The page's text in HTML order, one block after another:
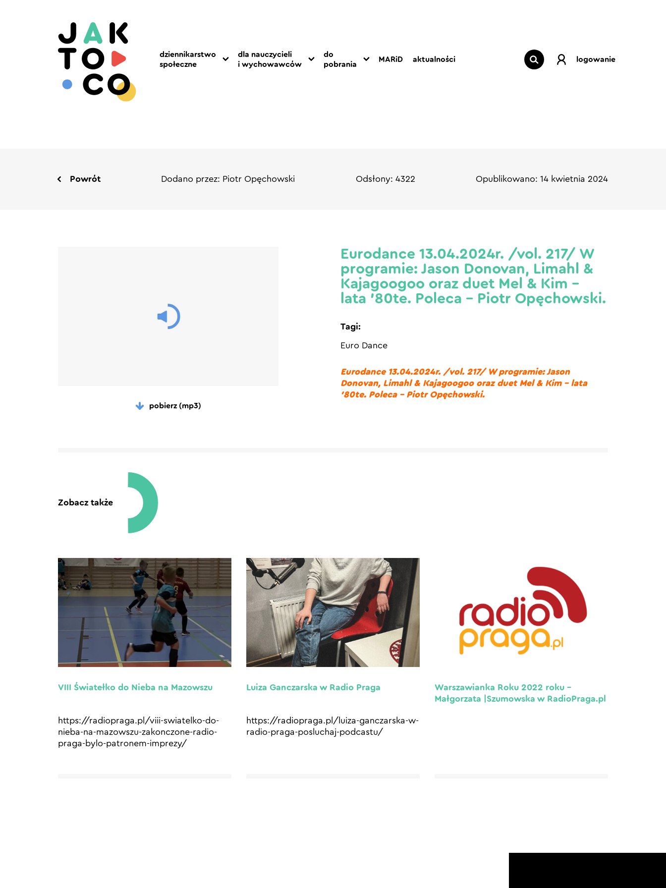
dziennikarstwo
społeczne
dla nauczycieli
i wychowawców
do
pobrania
MARiD aktualności logowanie
Powrót Dodano przez: Piotr Opęchowski Odsłony: 4322 Opublikowano: 14 kwietnia 2024
pobierz (mp3)
Eurodance 13.04.2024r. /vol. 217/ W
programie: Jason Donovan, Limahl &
Kajagoogoo oraz duet Mel & Kim –
lata ’80te. Poleca – Piotr Opęchowski.
Tagi:
Euro Dance
Eurodance 13.04.2024r. /vol. 217/ W programie: Jason
Donovan, Limahl & Kajagoogoo oraz duet Mel & Kim – lata
’80te. Poleca – Piotr Opęchowski.
Zobacz także
VIII Światełko do Nieba na Mazowszu
https://radiopraga.pl/viii-swiatelko-do-
nieba-na-mazowszu-zakonczone-radio-
praga-bylo-patronem-imprezy/
Luiza Ganczarska w Radio Praga
https://radiopraga.pl/luiza-ganczarska-w-
radio-praga-posluchaj-podcastu/
Warszawianka Roku 2022 roku –
Małgorzata |Szumowska w RadioPraga.pl